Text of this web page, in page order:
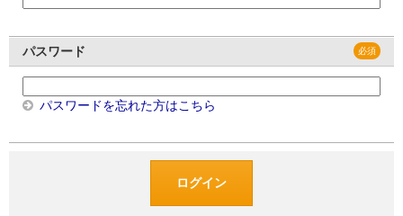
パスワード
パスワードを忘れた方はこちら